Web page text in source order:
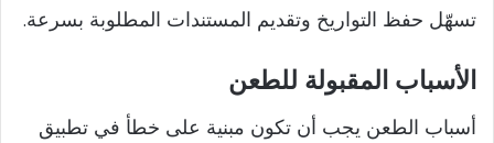
تسهّل حفظ التواريخ وتقديم المستندات المطلوبة بسرعة.
الأسباب المقبولة للطعن
أسباب الطعن يجب أن تكون مبنية على خطأ في تطبيق